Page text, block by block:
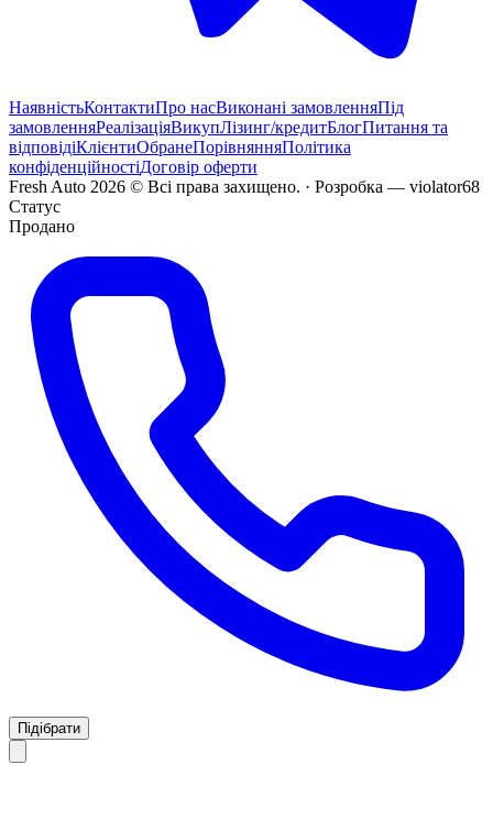
НаявністьКонтактиПро насВиконані замовленняПід
замовленняРеалізаціяВикупЛізинг/кредитБлогПитання та
відповідіКлієнтиОбранеПорівнянняПолітика
конфіденційностіДоговір оферти
Fresh Auto 2026 © Всі права захищено. · Розробка — violator68
Статус
Продано
Підібрати